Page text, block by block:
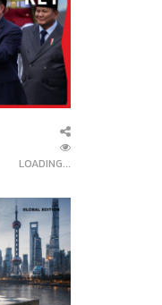
LOADING...